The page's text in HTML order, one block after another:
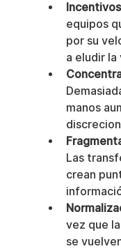
equipos
por su
a eludir
manos
Las
crean
vez que
se